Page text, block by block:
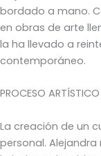
bordado a mano.
en obras de arte
la ha llevado a
contemporáneo.
PROCESO ARTÍSTICO
La creación de un
personal.